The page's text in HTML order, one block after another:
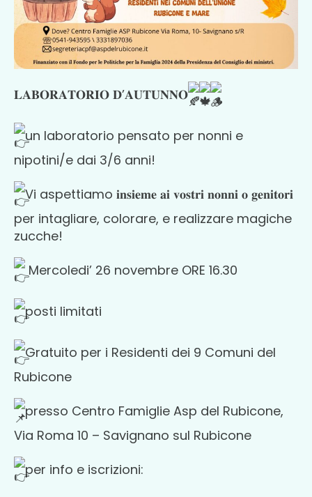
𝐋𝐀𝐁𝐎𝐑𝐀𝐓𝐎𝐑𝐈𝐎 𝐃’𝐀𝐔𝐓𝐔𝐍𝐍𝐎
un laboratorio pensato per nonni e
nipotini/e dai 3/6 anni!
Vi aspettiamo 𝐢𝐧𝐬𝐢𝐞𝐦𝐞 𝐚𝐢 𝐯𝐨𝐬𝐭𝐫𝐢 𝐧𝐨𝐧𝐧𝐢 𝐨 𝐠𝐞𝐧𝐢𝐭𝐨𝐫𝐢
per intagliare, colorare, e realizzare magiche
zucche!
Mercoledi’ 26 novembre ORE 16.30
posti limitati
Gratuito per i Residenti dei 9 Comuni del
Rubicone
presso Centro Famiglie Asp del Rubicone,
Via Roma 10 – Savignano sul Rubicone
per info e iscrizioni: